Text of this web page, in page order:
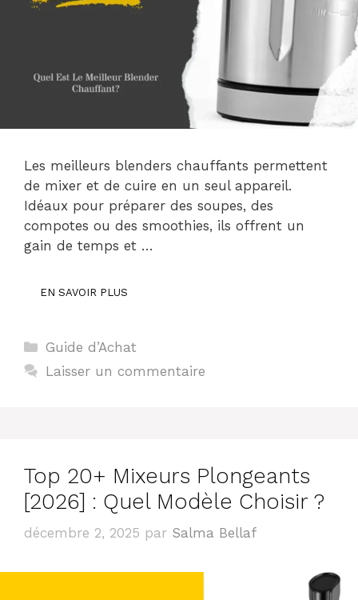
Les meilleurs blenders chauffants permettent
de mixer et de cuire en un seul appareil.
Idéaux pour préparer des soupes, des
compotes ou des smoothies, ils offrent un
gain de temps et …
EN SAVOIR PLUS
Catégories
Guide d’Achat
Laisser un commentaire
Top 20+ Mixeurs Plongeants
[2026] : Quel Modèle Choisir ?
décembre 2, 2025 par Salma Bellaf